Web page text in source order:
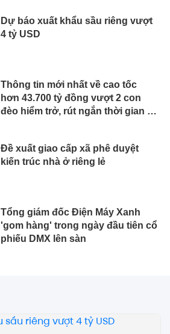
Dự báo xuất khẩu sầu riêng vượt
4 tỷ USD
Thông tin mới nhất về cao tốc
hơn 43.700 tỷ đồng vượt 2 con
đèo hiểm trở, rút ngắn thời gian di
Đề xuất giao cấp xã phê duyệt
kiến trúc nhà ở riêng lẻ
Tổng giám đốc Điện Máy Xanh
'gom hàng' trong ngày đầu tiên cổ
phiếu DMX lên sàn